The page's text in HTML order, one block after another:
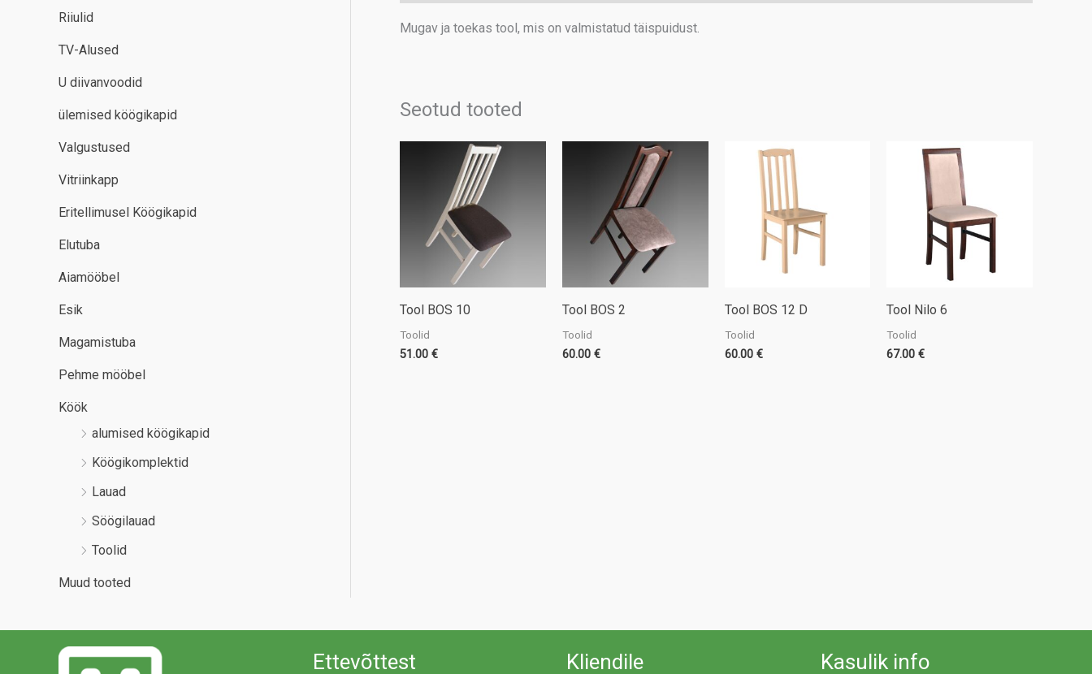
Riiulid
TV-Alused
U diivanvoodid
ülemised köögikapid
Valgustused
Vitriinkapp
Eritellimusel Köögikapid
Elutuba
Aiamööbel
Esik
Magamistuba
Pehme mööbel
Köök
alumised köögikapid
Köögikomplektid
Lauad
Söögilauad
Toolid
Muud tooted
Mugav ja toekas tool, mis on valmistatud täispuidust.
Seotud tooted
Tool BOS 10
Toolid
51.00 €
Tool BOS 2
Toolid
60.00 €
Tool BOS 12 D
Toolid
60.00 €
Tool Nilo 6
Toolid
67.00€
Ettevõttest Kliendile Kasulik info